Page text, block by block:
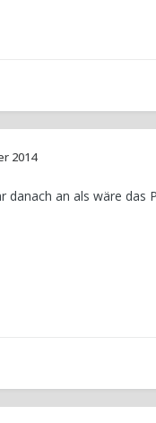
2014
danach an als wäre